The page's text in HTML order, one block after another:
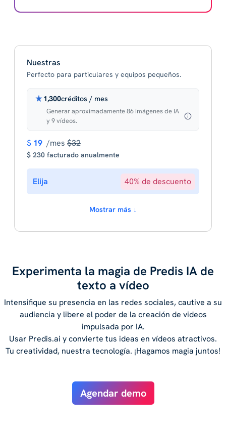
Nuestras
Perfecto para particulares y equipos pequeños.
1,300créditos / mes
Generar aproximadamente 86 imágenes de IA
y 9 vídeos.
$ 19 /mes $32
$ 230 facturado anualmente
Elija 40% de descuento
Mostrar más ↓
Experimenta la magia de Predis IA de
texto a vídeo
Intensifique su presencia en las redes sociales, cautive a su
audiencia y libere el poder de la creación de videos
impulsada por IA.
Usar Predis.ai y convierte tus ideas en vídeos atractivos.
Tu creatividad, nuestra tecnología. ¡Hagamos magia juntos!
Agendar demo